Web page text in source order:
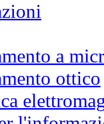
a
ottico